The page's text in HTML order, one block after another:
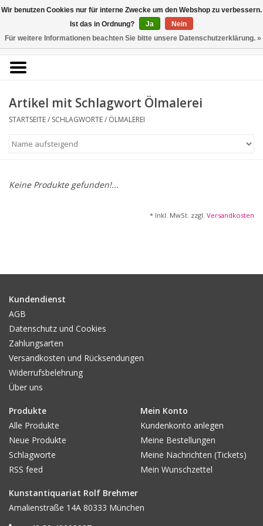
0 Artikel - €0,00
Kunstantiquariat
Rolf Brehmer
Portal für Grafik aus 5
KÜNSTLERLISTE
Startseite
Alle Werke
Fotografie
Varia & Rara
Kunst-Doku
Artikel mit Schlagwort Ölmalerei
STARTSEITE/ SCHLAGWORTE/ ÖLMALEREI
Keine Produkte gefunden!...
* Inkl. MwSt. zzgl. Versandkosten
Kundendienst
AGB
Datenschutz und Cookies
Zahlungsarten
Versandkosten und Rücksendungen
Widerrufsbelehrung
Über uns
Produkte
Alle Produkte
Neue Produkte
Schlagworte
RSS feed
Mein Konto
Kundenkonto anlegen
Meine Bestellungen
Meine Nachrichten (Tickets)
Mein Wunschzettel
Kunstantiquariat Rolf Brehmer
Amalienstraße 14A 80333 München
Wir benutzen Cookies nur für interne Zwecke um den Webshop zu verbessern.
Ist das in Ordnung?
Ja
Nein
Für weitere Informationen beachten Sie bitte unsere Datenschutzerklärung. »